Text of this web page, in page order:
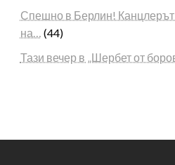
Спешно в Берлин!
на… (44)
Тази вечер в „Шербет от